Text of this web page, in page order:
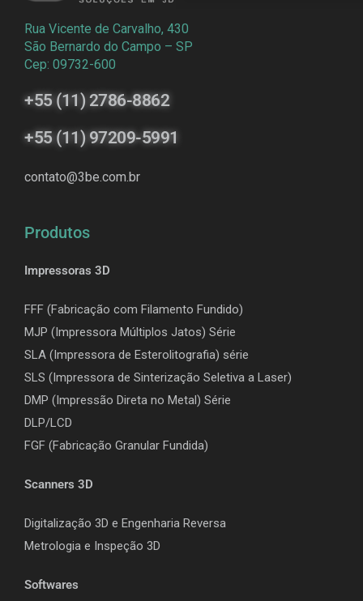
Rua Vicente de Carvalho, 430
São Bernardo do Campo – SP
Cep: 09732-600
+55 (11) 2786-8862
+55 (11) 97209-5991
contato@3be.com.br
Produtos
Impressoras 3D
FFF (Fabricação com Filamento Fundido)
MJP (Impressora Múltiplos Jatos) Série
SLA (Impressora de Esterolitografia) série
SLS (Impressora de Sinterização Seletiva a Laser)
DMP (Impressão Direta no Metal) Série
DLP/LCD
FGF (Fabricação Granular Fundida)
Scanners 3D
Digitalização 3D e Engenharia Reversa
Metrologia e Inspeção 3D
Softwares